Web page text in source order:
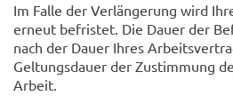
Im Falle der Verlängerung wird
erneut befristet. Die Dauer der
nach der Dauer Ihres
Geltungsdauer der Zustimmung
Arbeit.